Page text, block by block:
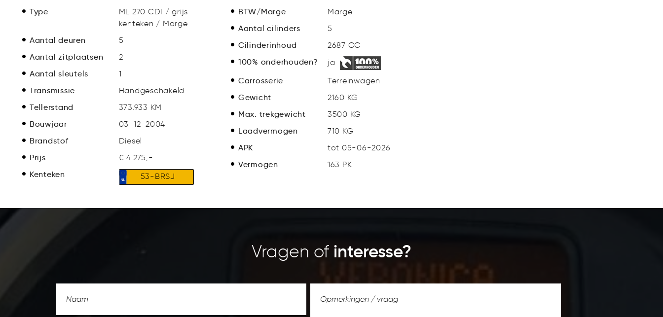
Type
ML 270 CDI / grijs
kenteken / Marge
Aantal deuren
5
Aantal zitplaatsen
2
Aantal sleutels
1
Transmissie
Handgeschakeld
Tellerstand
373.933 KM
Bouwjaar
03-12-2004
Brandstof
Diesel
Prijs
€ 4.275,-
Kenteken
53-BRSJ
BTW/Marge
Marge
Aantal cilinders
5
Cilinderinhoud
2687 CC
100% onderhouden?
ja
Carrosserie
Terreinwagen
Gewicht
2160 KG
Max. trekgewicht
3500 KG
Laadvermogen
710 KG
APK
tot 05-06-2026
Vermogen
163 PK
Vragen of interesse?